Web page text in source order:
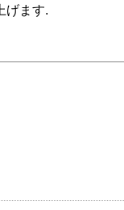
げます.